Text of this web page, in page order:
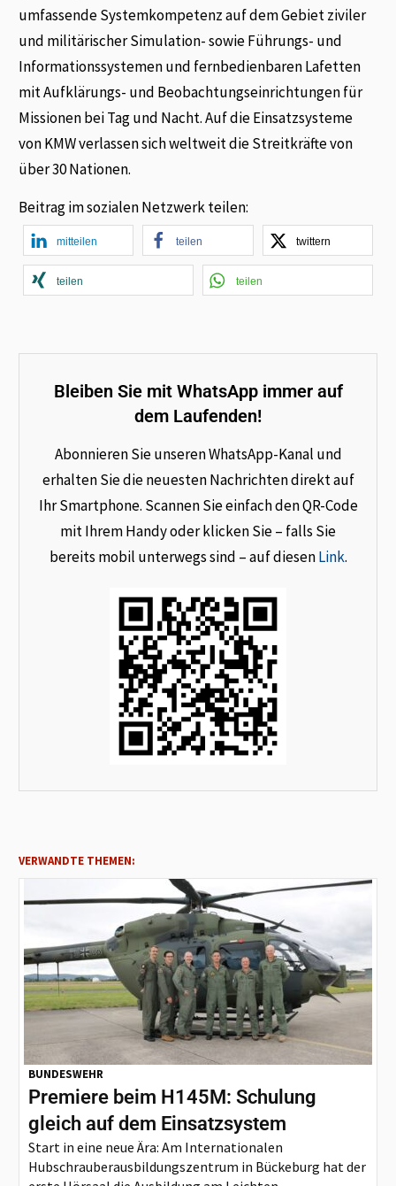
umfassende Systemkompetenz auf dem Gebiet ziviler
und militärischer Simulation- sowie Führungs- und
Informationssystemen und fernbedienbaren Lafetten
mit Aufklärungs- und Beobachtungseinrichtungen für
Missionen bei Tag und Nacht. Auf die Einsatzsysteme
von KMW verlassen sich weltweit die Streitkräfte von
über 30 Nationen.
Beitrag im sozialen Netzwerk teilen:
mitteilen teilen twittern
teilen teilen
Bleiben Sie mit WhatsApp immer auf
dem Laufenden!
Abonnieren Sie unseren WhatsApp-Kanal und
erhalten Sie die neuesten Nachrichten direkt auf
Ihr Smartphone. Scannen Sie einfach den QR-Code
mit Ihrem Handy oder klicken Sie – falls Sie
bereits mobil unterwegs sind – auf diesenLink.
VERWANDTE THEMEN:
BUNDESWEHR
Premiere beim H145M: Schulung
gleich auf dem Einsatzsystem
Start in eine neue Ära: Am Internationalen
Hubschrauberausbildungszentrum in Bückeburg hat der